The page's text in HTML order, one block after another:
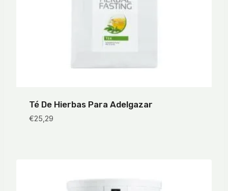
Té De Hierbas Para Adelgazar
€25,29